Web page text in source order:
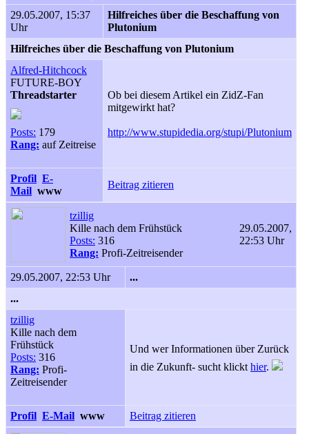
29.05.2007, 15:37
Uhr
Hilfreiches über die Beschaffung von
Plutonium
Hilfreiches über die Beschaffung von Plutonium
Alfred-Hitchcock
FUTURE-BOY
Threadstarter
Posts: 179
Rang: auf Zeitreise
Ob bei diesem Artikel ein ZidZ-Fan
mitgewirkt hat?
http://www.stupidedia.org/stupi/Plutonium
Profil E-
Mail www
Beitrag zitieren
tzillig
Kille nach dem Frühstück
Posts: 316
Rang: Profi-Zeitreisender
29.05.2007,
22:53 Uhr
29.05.2007, 22:53 Uhr
...
...
tzillig
Kille nach dem
Frühstück
Posts: 316
Rang: Profi-
Zeitreisender
Und wer Informationen über Zurück
in die Zukunft- sucht klickt hier.
Profil E-Mail www Beitrag zitieren